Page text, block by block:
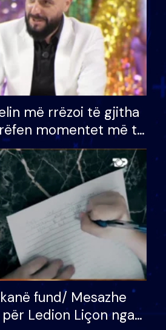
më rrëzoi të gjitha
momentet më të
e BB VIP: Do më
mëngjesit kur…
fund/ Mesazhe
Ledion Liçon nga